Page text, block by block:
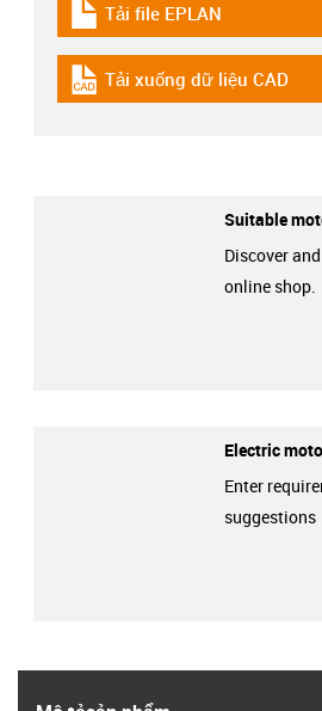
igus-icon-download-plan
Tải file EPLAN
igus-icon-cad-dateien
Tải xuống dữ liệu CAD
Suitable
Discover
online shop.
Electric
Enter
suggestions